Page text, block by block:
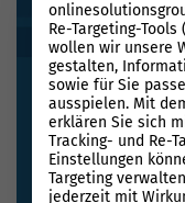
Re-Targeting-
wollen wir unsere
gestalten,
sowie für Sie
ausspielen. Mit
erklären Sie sich
Tracking- und Re-
Einstellungen
Targeting
jederzeit mit